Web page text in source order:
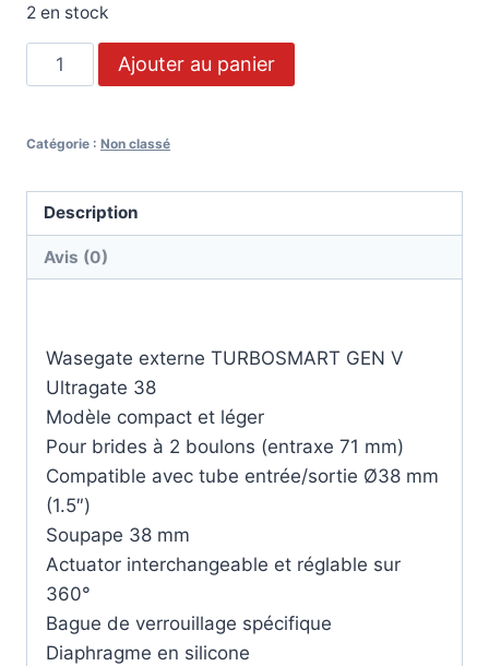
2 en stock
Ajouter au panier
Catégorie : Non classé
Description
Avis (0)
Wasegate externe TURBOSMART GEN V
Ultragate 38
Modèle compact et léger
Pour brides à 2 boulons (entraxe 71 mm)
Compatible avec tube entrée/sortie Ø38 mm
(1.5″)
Soupape 38 mm
Actuator interchangeable et réglable sur
360°
Bague de verrouillage spécifique
Diaphragme en silicone